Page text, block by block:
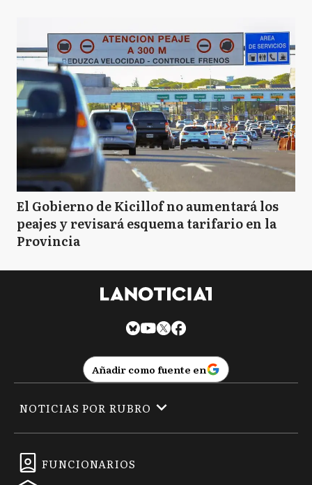
El Gobierno de Kicillof no aumentará los
peajes y revisará esquema tarifario en la
Provincia
Añadir como fuente en
FUNCIONARIOS
NOTICIAS POR RUBRO